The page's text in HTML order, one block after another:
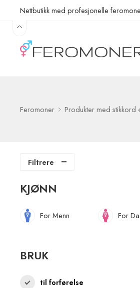
Nettbutikk med profesjonelle
Feromoner Produkter med
Filtrere
KJØNN
For Menn For
BRUK
til forførelse